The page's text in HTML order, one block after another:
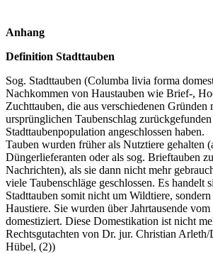
Anhang
Definition Stadttauben
Sog. Stadttauben (Columba livia forma
Nachkommen von Haustauben wie Brief-,
Zuchttauben, die aus verschiedenen Gründen
ursprünglichen Taubenschlag
Stadttaubenpopulation angeschlossen haben.
Tauben wurden früher als Nutztiere gehalten
Düngerlieferanten oder als sog. Brieftauben
Nachrichten), als sie dann nicht mehr
viele Taubenschläge geschlossen. Es handelt
Stadttauben somit nicht um Wildtiere,
Haustiere. Sie wurden über Jahrtausende
domestiziert. Diese Domestikation ist nicht
Rechtsgutachten von Dr. jur. Christian Arleth/
Hübel, (2))